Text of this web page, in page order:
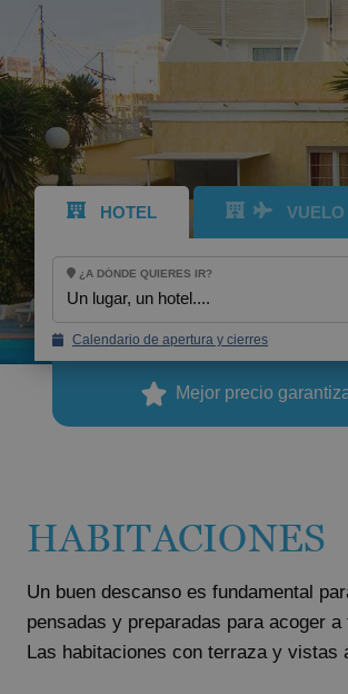
HOTEL
¿A DÓNDE QUIERES IR?
Un lugar, un hotel....
BENIDORM
Magic Natura Animal & Waterpark
Hotel Villa del Mar
Magic Villa Benidorm
BC Music Resort™ (Recommended for
Magic Atrium Plaza
Calendario de apertura y cierres
Mejor precio
HABITACIONES
Un buen descanso es fundamental
pensadas y preparadas para acoger
Las habitaciones con terraza y vistas